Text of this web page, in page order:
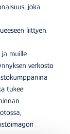
joka
liittyen.
muille
verkosto
tukee